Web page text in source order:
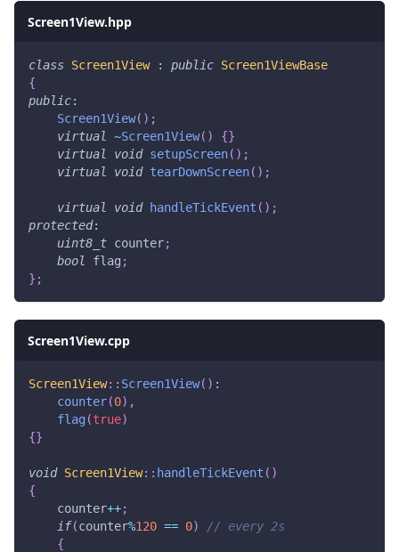
Screen1View.hpp
class Screen1View : public Screen1ViewBase
{
public:
Screen1View( ) ;
virtual
~Screen1View( ) {}
virtual
void setupScreen( ) ;
virtual
void tearDownScreen( ) ;
virtual void handleTickEvent ( ) ;
protected:
uint8_t counter;
bool
flag ;
} ;
Screen1View.cpp
Screen1View:: Screen1View( ) :
counter(0) ,
flag(true)
{}
void Screen1View:: handleTickEvent ( )
{
    counter
++;
if(counter%120 == 0)
// every 2s
{